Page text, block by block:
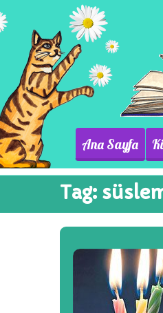
Ana Sayfa
Tag: